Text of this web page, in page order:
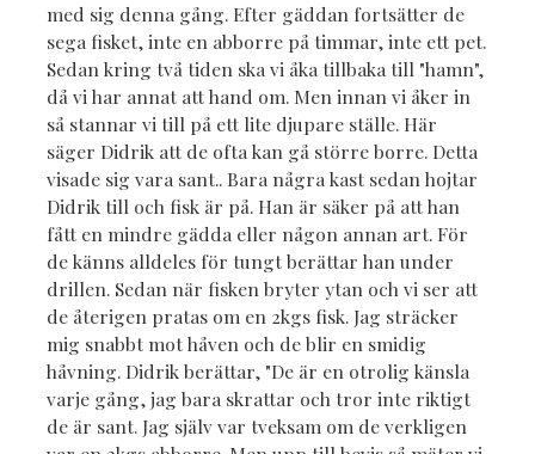
med sig denna gång. Efter gäddan fortsätter de
sega fisket, inte en abborre på timmar, inte ett pet.
Sedan kring två tiden ska vi åka tillbaka till "hamn",
då vi har annat att hand om. Men innan vi åker in
så stannar vi till på ett lite djupare ställe. Här
säger Didrik att de ofta kan gå större borre. Detta
visade sig vara sant.. Bara några kast sedan hojtar
Didrik till och fisk är på. Han är säker på att han
fått en mindre gädda eller någon annan art. För
de känns alldeles för tungt berättar han under
drillen. Sedan när fisken bryter ytan och vi ser att
de återigen pratas om en 2kgs fisk. Jag sträcker
mig snabbt mot håven och de blir en smidig
håvning. Didrik berättar, "De är en otrolig känsla
varje gång, jag bara skrattar och tror inte riktigt
de är sant. Jag själv var tveksam om de verkligen